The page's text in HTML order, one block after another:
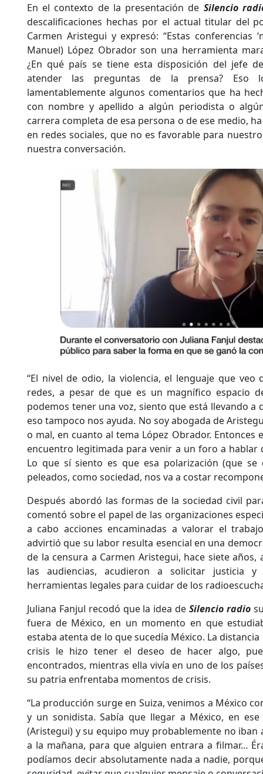
En el contexto de la presentación de Silencio
descalificaciones hechas por el actual titular del
Carmen Aristegui y expresó: “Estas conferencias
Manuel) López Obrador son una herramienta
¿En qué país se tiene esta disposición del jefe
atender las preguntas de la prensa? Eso
lamentablemente algunos comentarios que ha
con nombre y apellido a algún periodista o
carrera completa de esa persona o de ese medio,
en redes sociales, que no es favorable para
nuestra conversación.
“El nivel de odio, la violencia, el lenguaje que
redes, a pesar de que es un magnífico espacio
podemos tener una voz, siento que está llevando a
eso tampoco nos ayuda. No soy abogada de
o mal, en cuanto al tema López Obrador. Entonces
encuentro legitimada para venir a un foro a hablar
Lo que sí siento es que esa polarización (que
peleados, como sociedad, nos va a costar
Después abordó las formas de la sociedad civil
comentó sobre el papel de las organizaciones
a cabo acciones encaminadas a valorar el
advirtió que su labor resulta esencial en una
de la censura a Carmen Aristegui, hace siete
las audiencias, acudieron a solicitar justicia
herramientas legales para cuidar de los
Juliana Fanjul recodó que la idea deSilencio radio
fuera de México, en un momento en que
estaba atenta de lo que sucedía México. La
crisis le hizo tener el deseo de hacer algo,
encontrados, mientras ella vivía en uno de los
su patria enfrentaba momentos de crisis.
“La producción surge en Suiza, venimos a México
y un sonidista. Sabía que llegar a México, en
(Aristegui) y su equipo muy probablemente no iban
a la mañana, para que alguien entrara a filmar…
podíamos decir absolutamente nada a nadie,